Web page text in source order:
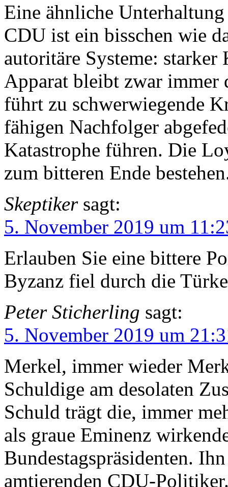
Eine ähnliche
CDU ist ein bisschen wie
autoritäre Systeme: starker
Apparat bleibt zwar immer
führt zu schwerwiegende
fähigen Nachfolger
Katastrophe führen. Die
zum bitteren Ende
Skeptiker sagt:
5. November 2019 um
Erlauben Sie eine bittere
Byzanz fiel durch die
Peter Sticherling sagt:
5. November 2019 um
Merkel, immer wieder
Schuldige am desolaten
Schuld trägt die, immer
als graue Eminenz
Bundestagspräsidenten.
amtierenden CDU-